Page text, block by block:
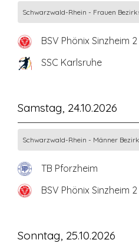
Schwarzwald-Rhein - Frauen
BSV Phönix Sinzheim 2
SSC Karlsruhe
Samstag, 24.10.2026
Schwarzwald-Rhein - Männer
TB Pforzheim
BSV Phönix Sinzheim 2
Sonntag, 25.10.2026